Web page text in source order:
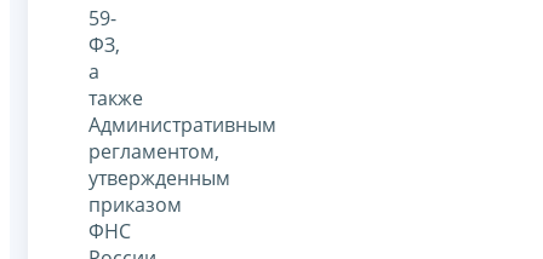
59-
ФЗ,
а
также
Административным
регламентом,
утвержденным
приказом
ФНС